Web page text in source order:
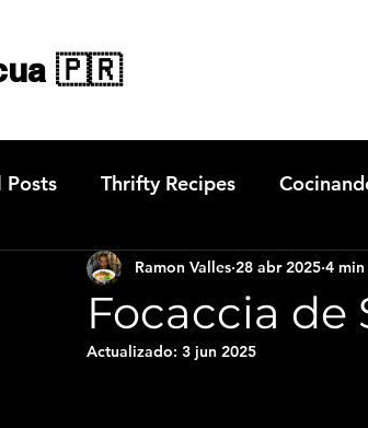
🇵🇷
Posts Thrifty Recipes
Cocteleria Chargriller Grills
Gastronomía en Guatapé
Focaccia de
Ramon Valles 28 abr 2025 4
Actualizado: 3 jun 2025